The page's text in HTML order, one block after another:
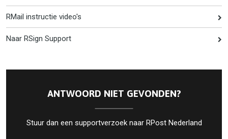
RMail instructie video's
Naar RSign Support
ANTWOORD NIET GEVONDEN?
Stuur dan een supportverzoek naar RPost Nederland